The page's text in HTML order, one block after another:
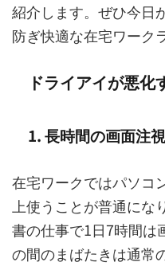
紹介します。ぜひ今日
防ぎ快適な在宅ワーク
ドライアイが悪化
1. 長時間の画面注
在宅ワークではパソコ
上使うことが普通にな
書の仕事で1日7時間は
の間のまばたきは通常